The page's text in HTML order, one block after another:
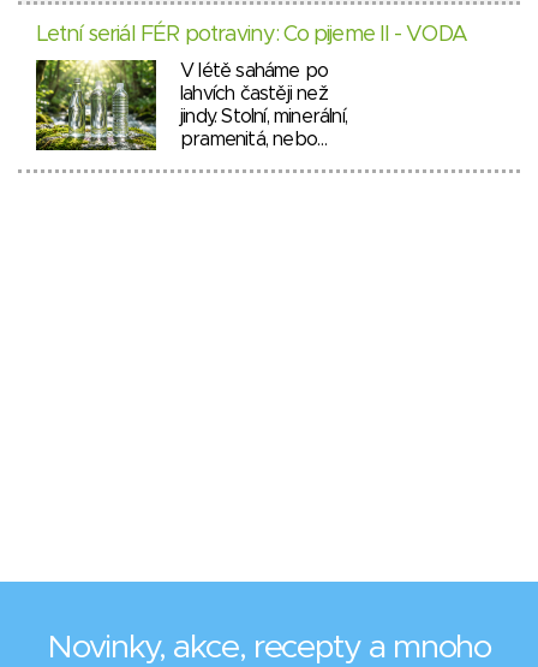
Letní seriál FÉR potraviny: Co pijeme II - VODA
V létě saháme po
lahvích častěji než
jindy. Stolní, minerální,
pramenitá, nebo…
Novinky, akce, recepty a mnoho